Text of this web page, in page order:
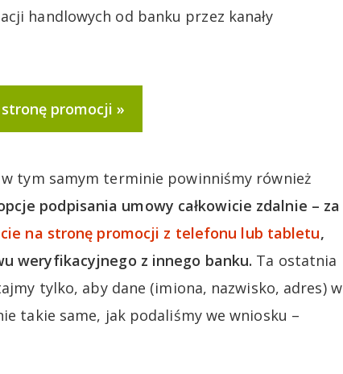
handlowych od banku przez kanały
promocji
w tym samym terminie powinniśmy również
podpisania umowy całkowicie zdalnie – za
na stronę promocji z telefonu lub tabletu,
weryfikacyjnego z innego banku. Ta ostatnia
tylko, aby dane (imiona, nazwisko, adres) w
takie same, jak podaliśmy we wniosku –